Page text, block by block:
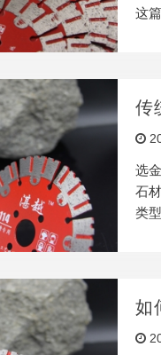
这
步
数
等
传
选
石
类
较
算
低
如